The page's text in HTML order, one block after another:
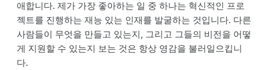
애합니다. 제가 가장 좋아하는 일 중 하나는 혁신적인 프로
젝트를 진행하는 재능 있는 인재를 발굴하는 것입니다. 다른
사람들이 무엇을 만들고 있는지, 그리고 그들의 비전을 어떻
게 지원할 수 있는지 보는 것은 항상 영감을 불러일으킵니
다.